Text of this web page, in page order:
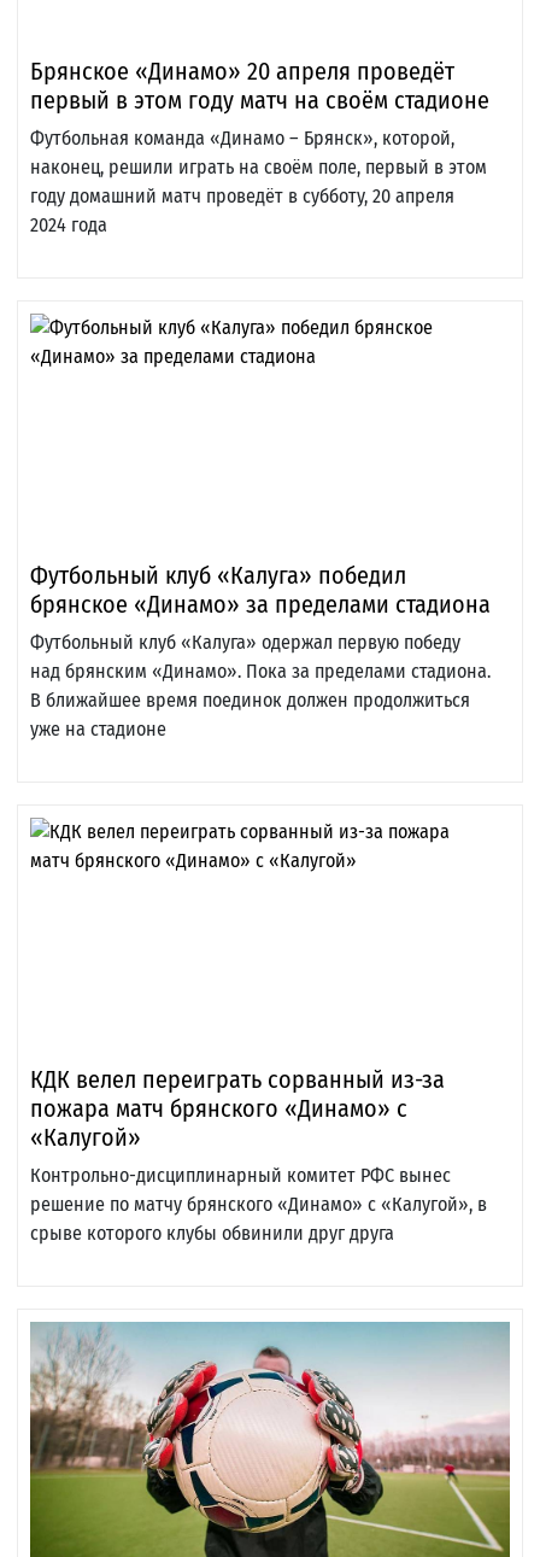
Брянское «Динамо» 20 апреля проведёт
первый в этом году матч на своём стадионе
Футбольная команда «Динамо – Брянск», которой,
наконец, решили играть на своём поле, первый в этом
году домашний матч проведёт в субботу, 20 апреля
2024 года
Футбольный клуб «Калуга» победил
брянское «Динамо» за пределами стадиона
Футбольный клуб «Калуга» одержал первую победу
над брянским «Динамо». Пока за пределами стадиона.
В ближайшее время поединок должен продолжиться
уже на стадионе
КДК велел переиграть сорванный из-за
пожара матч брянского «Динамо» с
«Калугой»
Контрольно-дисциплинарный комитет РФС вынес
решение по матчу брянского «Динамо» с «Калугой», в
срыве которого клубы обвинили друг друга